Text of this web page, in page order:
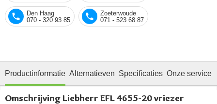
Den Haag
070 - 320 93 85
Zoeterwoude
071 - 523 68 87
Productinformatie Alternatieven Specificaties Onze service
Omschrijving Liebherr EFL 4655-20 vriezer